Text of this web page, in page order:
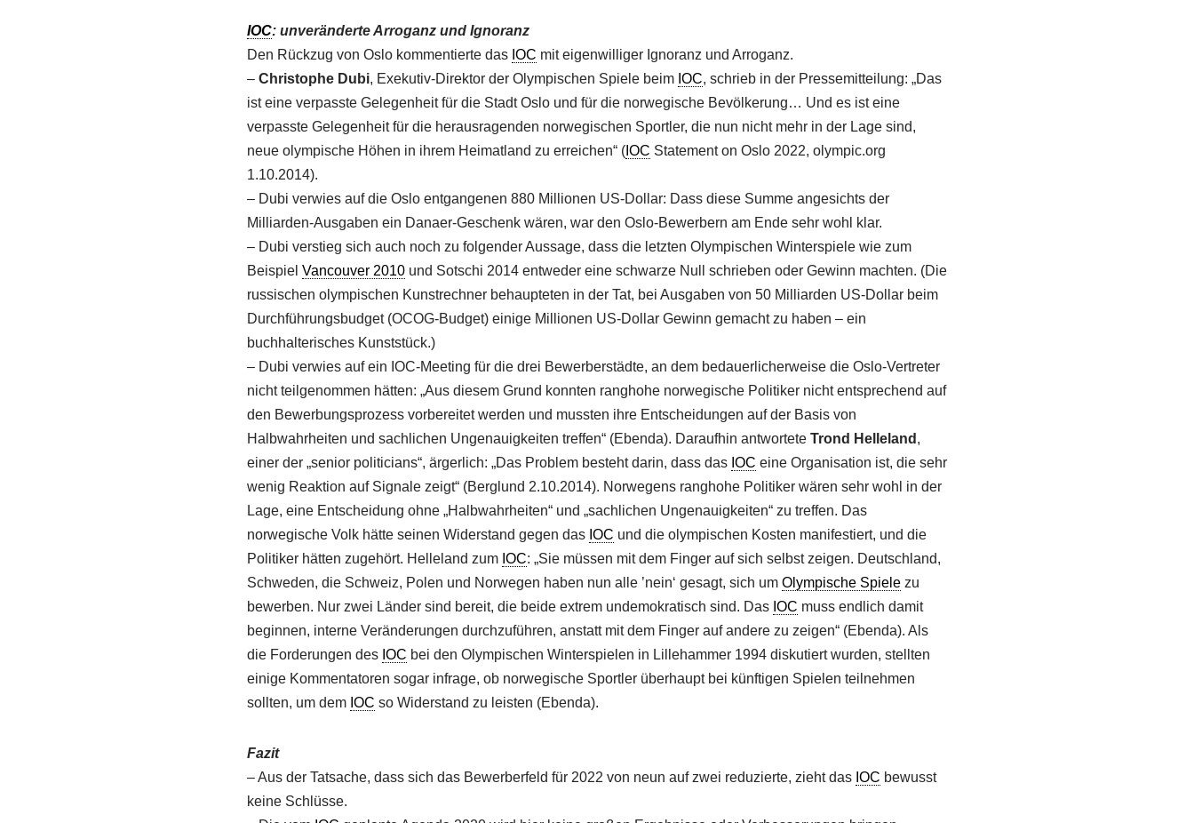
IOC: unveränderte Arroganz und Ignoranz
Den Rückzug von Oslo kommentierte das IOC mit eigenwilliger Ignoranz und Arroganz.
– Christophe Dubi, Exekutiv-Direktor der Olympischen Spiele beim IOC, schrieb in der Pressemitteilung: „Das
ist eine verpasste Gelegenheit für die Stadt Oslo und für die norwegische Bevölkerung… Und es ist eine
verpasste Gelegenheit für die herausragenden norwegischen Sportler, die nun nicht mehr in der Lage sind,
neue olympische Höhen in ihrem Heimatland zu erreichen“ (IOC Statement on Oslo 2022, olympic.org
1.10.2014).
– Dubi verwies auf die Oslo entgangenen 880 Millionen US-Dollar: Dass diese Summe angesichts der
Milliarden-Ausgaben ein Danaer-Geschenk wären, war den Oslo-Bewerbern am Ende sehr wohl klar.
– Dubi verstieg sich auch noch zu folgender Aussage, dass die letzten Olympischen Winterspiele wie zum
Beispiel Vancouver 2010und Sotschi 2014 entweder eine schwarze Null schrieben oder Gewinn machten. (Die
russischen olympischen Kunstrechner behaupteten in der Tat, bei Ausgaben von 50 Milliarden US-Dollar beim
Durchführungsbudget (OCOG-Budget) einige Millionen US-Dollar Gewinn gemacht zu haben – ein
buchhalterisches Kunststück.)
– Dubi verwies auf ein IOC-Meeting für die drei Bewerberstädte, an dem bedauerlicherweise die Oslo-Vertreter
nicht teilgenommen hätten: „Aus diesem Grund konnten ranghohe norwegische Politiker nicht entsprechend auf
den Bewerbungsprozess vorbereitet werden und mussten ihre Entscheidungen auf der Basis von
Halbwahrheiten und sachlichen Ungenauigkeiten treffen“ (Ebenda). Daraufhin antwortete Trond Helleland ,
einer der „senior politicians“, ärgerlich: „Das Problem besteht darin, dass das IOC eine Organisation ist, die sehr
wenig Reaktion auf Signale zeigt“ (Berglund 2.10.2014). Norwegens ranghohe Politiker wären sehr wohl in der
Lage, eine Entscheidung ohne „Halbwahrheiten“ und „sachlichen Ungenauigkeiten“ zu treffen. Das
norwegische Volk hätte seinen Widerstand gegen das IOC und die olympischen Kosten manifestiert, und die
Politiker hätten zugehört. Helleland zum IOC: „Sie müssen mit dem Finger auf sich selbst zeigen. Deutschland,
Schweden, die Schweiz, Polen und Norwegen haben nun alle ’nein‘ gesagt, sich um Olympische Spielezu
bewerben. Nur zwei Länder sind bereit, die beide extrem undemokratisch sind. Das IOC muss endlich damit
beginnen, interne Veränderungen durchzuführen, anstatt mit dem Finger auf andere zu zeigen“ (Ebenda). Als
die Forderungen des IOC bei den Olympischen Winterspielen in Lillehammer 1994 diskutiert wurden, stellten
einige Kommentatoren sogar infrage, ob norwegische Sportler überhaupt bei künftigen Spielen teilnehmen
sollten, um dem IOC so Widerstand zu leisten (Ebenda).
Fazit
– Aus der Tatsache, dass sich das Bewerberfeld für 2022 von neun auf zwei reduzierte, zieht das IOC bewusst
keine Schlüsse.